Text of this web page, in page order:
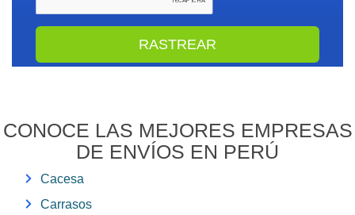
CONOCE LAS MEJORES EMPRESAS
DE ENVÍOS EN PERÚ
Cacesa
Carrasos